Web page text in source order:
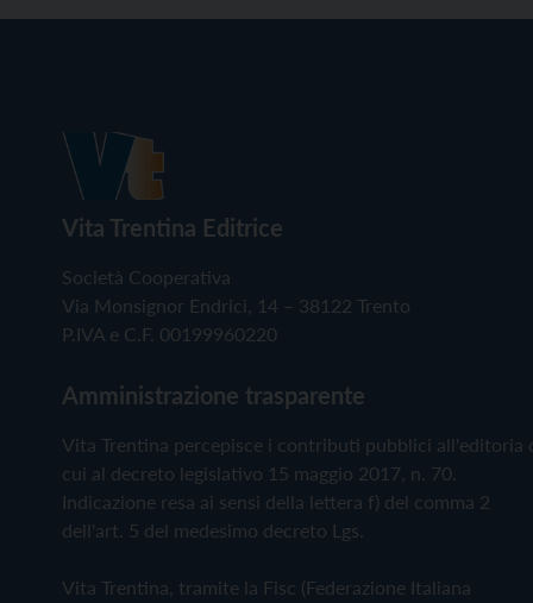
Vita Trentina Editrice
Società Cooperativa
Via Monsignor Endrici, 14 – 38122 Trento
P.IVA e C.F. 00199960220
Amministrazione trasparente
Vita Trentina percepisce i contributi pubblici all'editoria
cui al decreto legislativo 15 maggio 2017, n. 70.
Indicazione resa ai sensi della lettera f) del comma 2
dell'art. 5 del medesimo decreto Lgs.
Vita Trentina, tramite la Fisc (Federazione Italiana